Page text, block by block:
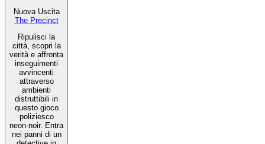
Nuova Uscita
The Precinct
Ripulisci la
città, scopri la
verità e affronta
inseguimenti
avvincenti
attraverso
ambienti
distruttibili in
questo gioco
poliziesco
neon-noir. Entra
nei panni di un